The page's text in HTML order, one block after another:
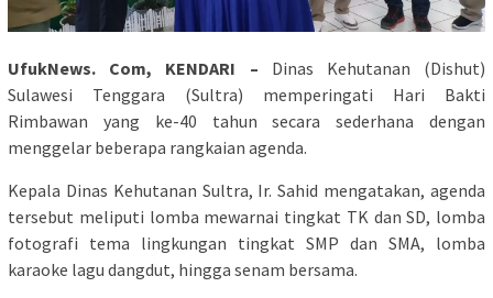
UfukNews. Com, KENDARI – Dinas Kehutanan (Dishut)
Sulawesi Tenggara (Sultra) memperingati Hari Bakti
Rimbawan yang ke-40 tahun secara sederhana dengan
menggelar beberapa rangkaian agenda.
Kepala Dinas Kehutanan Sultra, Ir. Sahid mengatakan, agenda
tersebut meliputi lomba mewarnai tingkat TK dan SD, lomba
fotografi tema lingkungan tingkat SMP dan SMA, lomba
karaoke lagu dangdut, hingga senam bersama.